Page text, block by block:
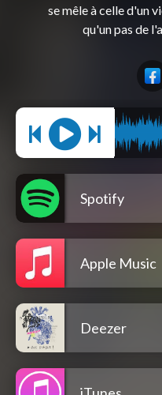
se mêle à celle d'un
Spotify
Apple Music
Deezer